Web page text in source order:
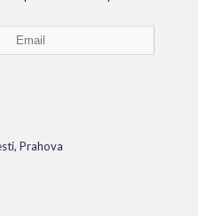
Prahova